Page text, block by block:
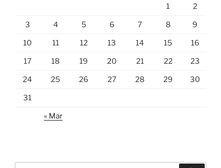
1 2
3 4 5 6 7 8 9
10 11 12 13 14 15 16
17 18 19 20 21 22 23
24 25 26 27 28 29 30
31
« Mar